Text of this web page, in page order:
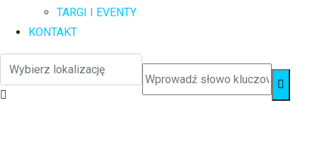
TARGI I EVENTY
KONTAKT